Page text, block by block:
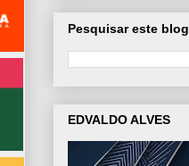
Pesquisar este blog
EDVALDO ALVES